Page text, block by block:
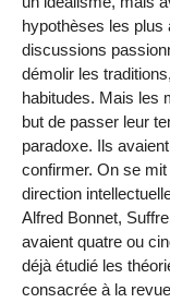
hypothèses les plus
discussions
démolir les
habitudes. Mais les
but de passer leur
paradoxe. Ils
confirmer. On se
direction
Alfred Bonnet,
avaient quatre ou
déjà étudié les
consacrée à la